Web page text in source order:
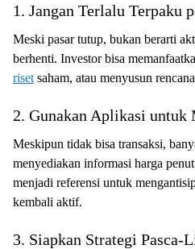
1. Jangan Terlalu Terpaku
Meski pasar tutup, bukan berarti
berhenti. Investor bisa
riset saham, atau menyusun
2. Gunakan Aplikasi untuk
Meskipun tidak bisa transaksi,
menyediakan informasi harga
menjadi referensi untuk
kembali aktif.
3. Siapkan Strategi Pasca-